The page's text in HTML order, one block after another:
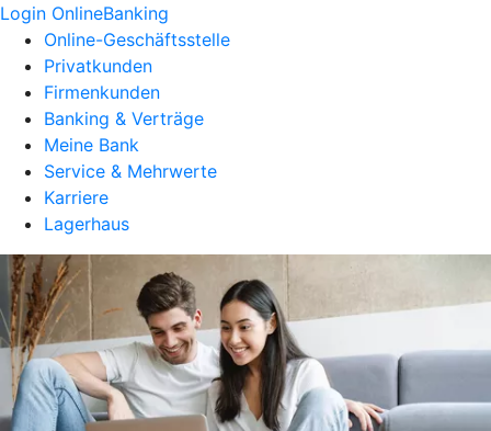
Login OnlineBanking
Online-Geschäftsstelle
Privatkunden
Firmenkunden
Banking & Verträge
Meine Bank
Service & Mehrwerte
Karriere
Lagerhaus